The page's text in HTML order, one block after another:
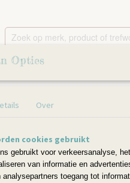
Opties
Over
cookies gebruikt
gebruikt voor verkeersanalyse,
van informatie en
analysepartners toegang tot